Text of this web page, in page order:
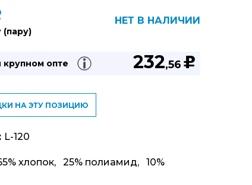
(пару)
НЕТ В НАЛИЧИИ
крупном опте 232,56 u
НА ЭТУ ПОЗИЦИЮ
L-120
хлопок, 25% полиамид, 10%